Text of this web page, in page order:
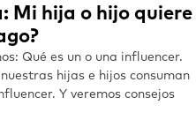
Mi hija o hijo quiere
Qué es un o una influencer.
hijas e hijos consuman
Y veremos consejos